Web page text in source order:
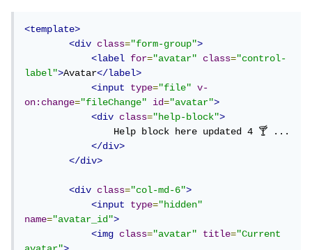
<template>
<div
class="form-group">
<label
for="avatar" class="control-
label">Avatar</label>
<input
type="file"
v-
on:change="fileChange" id="avatar">
<div
class="help-block">
                Help block here updated 4 🍸 ...
</div>
</div>
<div class="col-md-6">
<input
type="hidden"
name="avatar_id">
<img
class="avatar" title="Current